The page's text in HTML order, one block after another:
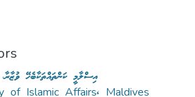
އިސްލާމީ ކަންތައްތަކާބެހޭ
of Islamic Affairs, Maldives